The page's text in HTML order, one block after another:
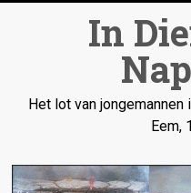
In
Het lot van
Eem,